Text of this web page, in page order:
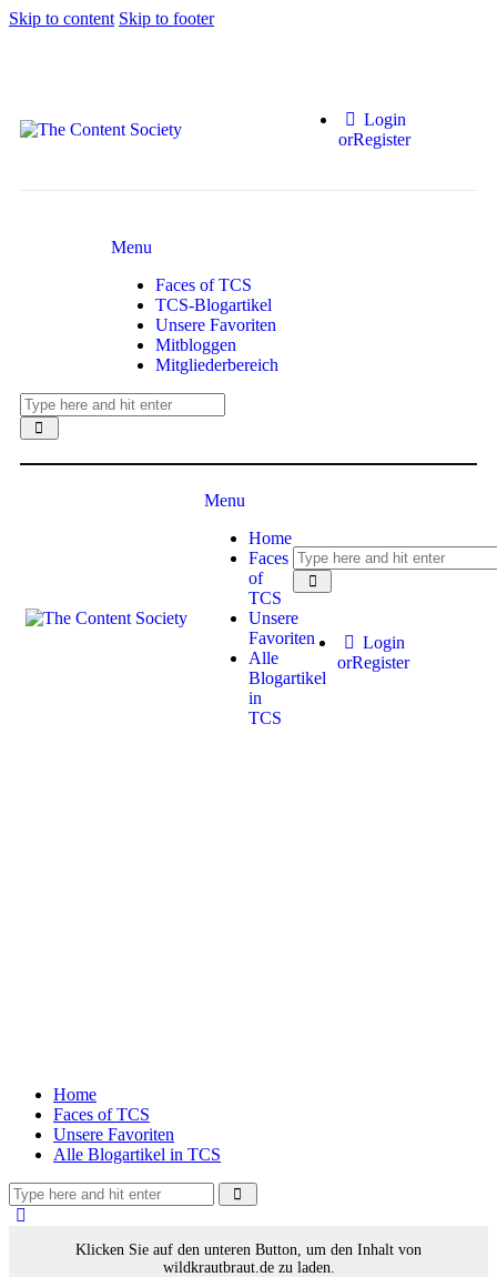
Skip to content Skip to footer
Login
orRegister
Menu
Faces of TCS
TCS-Blogartikel
Unsere Favoriten
Mitbloggen
Mitgliederbereich
Menu
Home
Faces
of
TCS
Unsere
Favoriten
Alle
Blogartikel
in
TCS
Login
orRegister
Home
Faces of TCS
Unsere Favoriten
Alle Blogartikel in TCS
Klicken Sie auf den unteren Button, um den Inhalt von
wildkrautbraut.de zu laden.